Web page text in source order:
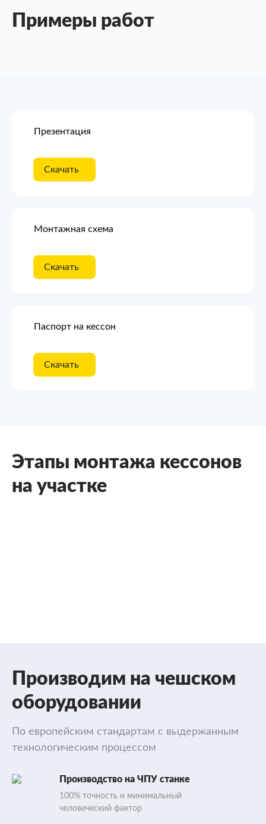
Примеры работ
Презентация
Скачать
Монтажная схема
Скачать
Паспорт на кессон
Скачать
Этапы монтажа кессонов
на участке
Производим на чешском
оборудовании
По европейским стандартам с выдержанным
технологическим процессом
Производство на ЧПУ станке
100% точность и минимальный
человеческий фактор